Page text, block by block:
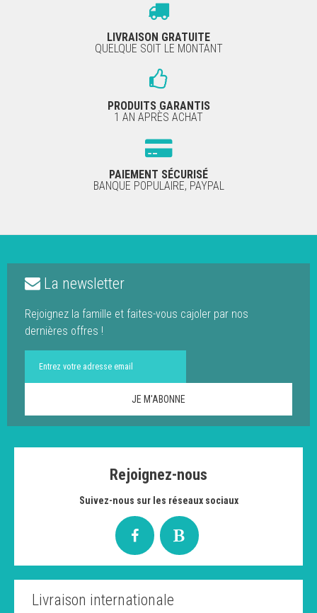
LIVRAISON GRATUITE
QUELQUE SOIT LE MONTANT
PRODUITS GARANTIS
1 AN APRÈS ACHAT
PAIEMENT SÉCURISÉ
BANQUE POPULAIRE, PAYPAL
La newsletter
Rejoignez la famille et faites-vous cajoler par nos
dernières offres !
Rejoignez-nous
Suivez-nous sur les réseaux sociaux
Livraison internationale